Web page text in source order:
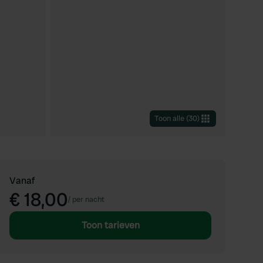
Toon alle (30)
Vanaf
€ 18,00/ per nacht
Toon tarieven